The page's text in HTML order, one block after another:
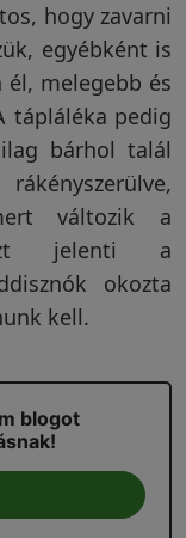
hogy zavarni
egyébként is
melegebb és
tápláléka pedig
bárhol talál
változik a
jelenti a
okozta
kell.
blogot